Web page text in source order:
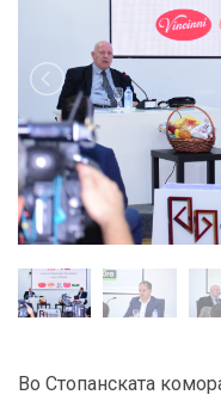
Во Стопанската